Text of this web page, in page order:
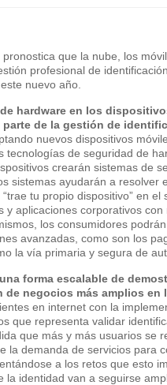
pronostica que la nube, los
profesional de
nuevo año.
hardware en los
de la gestión de
nuevos dispositivos
tecnologías de seguridad de
crearán sistemas de
sistemas ayudarán a resolver
“trae tu propio dispositivo” en
y aplicaciones corporativos
los consumidores
avanzadas, como son los
la vía primaria y segura de
forma escalable de
de negocios más amplios
en internet con la
que representa validar
que más y más usuarios se
la demanda de servicios para
a los retos que esto
la identidad van a seguirse